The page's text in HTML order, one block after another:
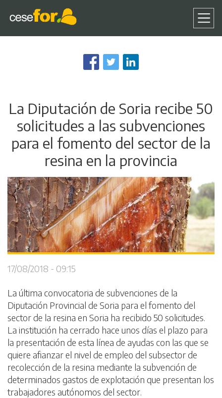
al
contenido
La Diputación de Soria recibe 50
solicitudes a las subvenciones
para el fomento del sector de la
resina en la provincia
17/08/2018 - 09:15
La última convocatoria de subvenciones de la
Diputación Provincial de Soria para el fomento del
sector de la resina en Soria ha recibido 50 solicitudes.
La institución ha cerrado hace unos días el plazo para
la presentación de esta línea de ayudas con las que se
quiere afianzar el nivel de empleo del subsector de
recolección de la resina mediante la subvención de
determinados gastos de explotación que presentan los
trabajadores autónomos del sector.